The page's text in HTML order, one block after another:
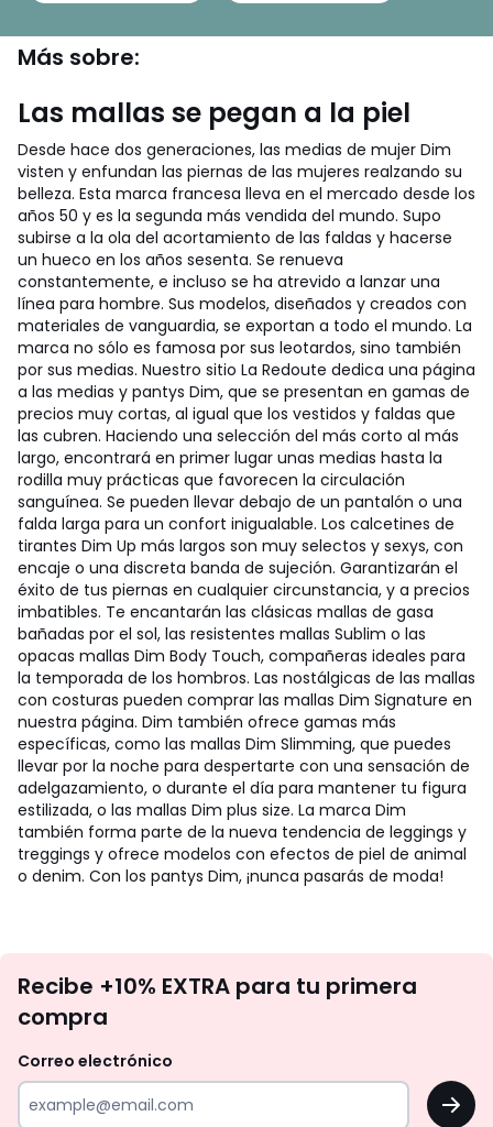
Más sobre:
Las mallas se pegan a la piel
Desde hace dos generaciones, las medias de mujer Dim
visten y enfundan las piernas de las mujeres realzando su
belleza. Esta marca francesa lleva en el mercado desde los
años 50 y es la segunda más vendida del mundo. Supo
subirse a la ola del acortamiento de las faldas y hacerse
un hueco en los años sesenta. Se renueva
constantemente, e incluso se ha atrevido a lanzar una
línea para hombre. Sus modelos, diseñados y creados con
materiales de vanguardia, se exportan a todo el mundo. La
marca no sólo es famosa por sus leotardos, sino también
por sus medias. Nuestro sitio La Redoute dedica una página
a las medias y pantys Dim, que se presentan en gamas de
precios muy cortas, al igual que los vestidos y faldas que
las cubren. Haciendo una selección del más corto al más
largo, encontrará en primer lugar unas medias hasta la
rodilla muy prácticas que favorecen la circulación
sanguínea. Se pueden llevar debajo de un pantalón o una
falda larga para un confort inigualable. Los calcetines de
tirantes Dim Up más largos son muy selectos y sexys, con
encaje o una discreta banda de sujeción. Garantizarán el
éxito de tus piernas en cualquier circunstancia, y a precios
imbatibles. Te encantarán las clásicas mallas de gasa
bañadas por el sol, las resistentes mallas Sublim o las
opacas mallas Dim Body Touch, compañeras ideales para
la temporada de los hombros. Las nostálgicas de las mallas
con costuras pueden comprar las mallas Dim Signature en
nuestra página. Dim también ofrece gamas más
específicas, como las mallas Dim Slimming, que puedes
llevar por la noche para despertarte con una sensación de
adelgazamiento, o durante el día para mantener tu figura
estilizada, o las mallas Dim plus size. La marca Dim
también forma parte de la nueva tendencia de leggings y
treggings y ofrece modelos con efectos de piel de animal
o denim. Con los pantys Dim, ¡nunca pasarás de moda!
te
tu
Recibe +10% EXTRA para tu primera
compra
Correo electrónico
OK